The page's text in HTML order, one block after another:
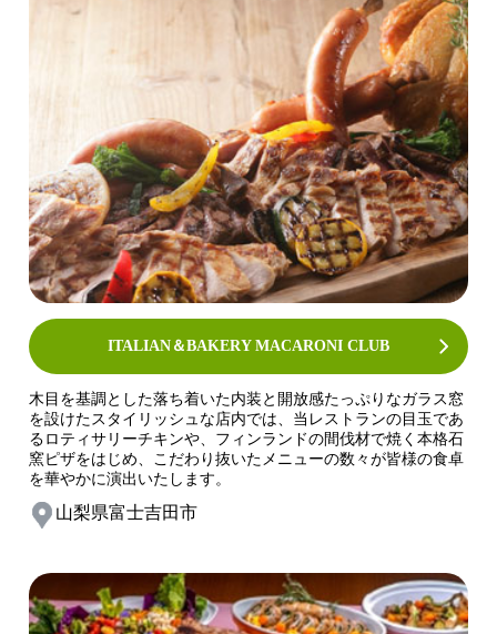
ITALIAN＆BAKERY MACARONI CLUB
木目を基調とした落ち着いた内装と開放感たっぷりなガラス窓
を設けたスタイリッシュな店内では、当レストランの目玉であ
るロティサリーチキンや、フィンランドの間伐材で焼く本格石
窯ピザをはじめ、こだわり抜いたメニューの数々が皆様の食卓
を華やかに演出いたします。
山梨県富士吉田市